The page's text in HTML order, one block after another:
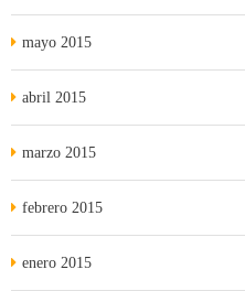
mayo 2015
abril 2015
marzo 2015
febrero 2015
enero 2015